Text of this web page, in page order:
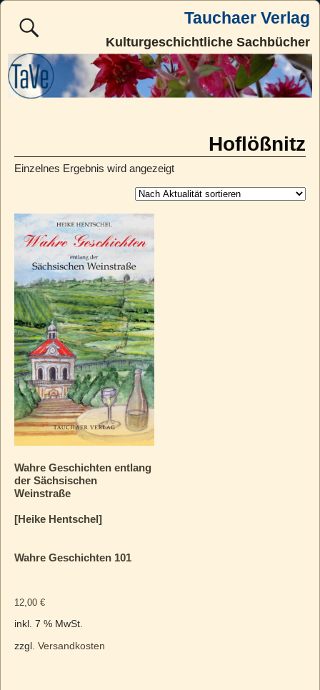
Tauchaer Verlag
Kulturgeschichtliche Sachbücher
Hoflößnitz
Einzelnes Ergebnis wird angezeigt
Wahre Geschichten entlang
der Sächsischen
Weinstraße
[Heike Hentschel]
Wahre Geschichten 101
12,00 €
inkl. 7 % MwSt.
zzgl. Versandkosten